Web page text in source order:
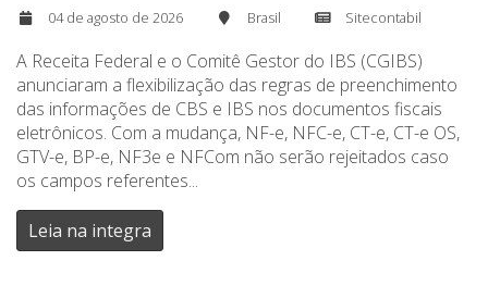
04 de agosto de 2026 Brasil Sitecontabil
A Receita Federal e o Comitê Gestor do IBS (CGIBS)
anunciaram a flexibilização das regras de preenchimento
das informações de CBS e IBS nos documentos fiscais
eletrônicos. Com a mudança, NF-e, NFC-e, CT-e, CT-e OS,
GTV-e, BP-e, NF3e e NFCom não serão rejeitados caso
os campos referentes...
Leia na integra